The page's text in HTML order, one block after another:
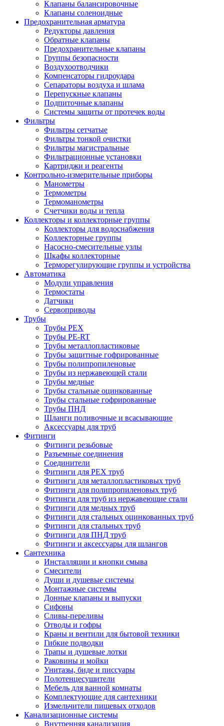
Клапаны балансировочные
Клапаны соленоидные
Предохранительная арматура
Редукторы давления
Обратные клапаны
Предохранительные клапаны
Группы безопасности
Воздухоотводчики
Компенсаторы гидроудара
Сепараторы воздуха и шлама
Перепускные клапаны
Подпиточные клапаны
Системы защиты от протечек воды
Фильтры
Фильтры сетчатые
Фильтры тонкой очистки
Фильтры магистральные
Фильтрационные установки
Картриджи и реагенты
Контрольно-измерительные приборы
Манометры
Термометры
Термоманометры
Счетчики воды и тепла
Коллекторы и коллекторные группы
Коллекторы для водоснабжения
Коллекторные группы
Насосно-смесительные узлы
Шкафы коллекторные
Терморегулирующие группы и устройства
Автоматика
Модули управления
Термостаты
Датчики
Сервоприводы
Трубы
Трубы PEX
Трубы PE-RT
Трубы металлопластиковые
Трубы защитные гофрированные
Трубы полипропиленовые
Трубы из нержавеющей стали
Трубы медные
Трубы стальные оцинкованные
Трубы стальные гофрированные
Трубы ПНД
Шланги поливочные и всасывающие
Аксессуары для труб
Фитинги
Фитинги резьбовые
Разъемные соединения
Соединители
Фитинги для PEX труб
Фитинги для металлопластиковых труб
Фитинги для полипропиленовых труб
Фитинги для труб из нержавеющие стали
Фитинги для медных труб
Фитинги для стальных оцинкованных труб
Фитинги для стальных труб
Фитинги для ПНД труб
Фитинги и аксессуары для шлангов
Сантехника
Инсталляции и кнопки смыва
Смесители
Души и душевые системы
Монтажные системы
Донные клапаны и выпуски
Сифоны
Сливы-переливы
Отводы и гофры
Краны и вентили для бытовой техники
Гибкие подводки
Трапы и душевые лотки
Раковины и мойки
Унитазы, биде и писсуары
Полотенцесушители
Мебель для ванной комнаты
Комплектующие для сантехники
Измельчители пищевых отходов
Канализационные системы
Внутренняя канализация